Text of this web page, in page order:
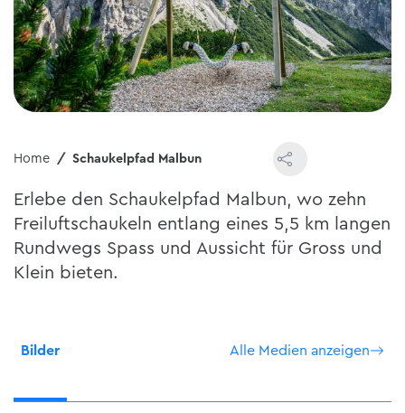
Home Schaukelpfad Malbun
Erlebe den Schaukelpfad Malbun, wo zehn
Freiluftschaukeln entlang eines 5,5 km langen
Rundwegs Spass und Aussicht für Gross und
Klein bieten.
Bilder Alle Medien anzeigen